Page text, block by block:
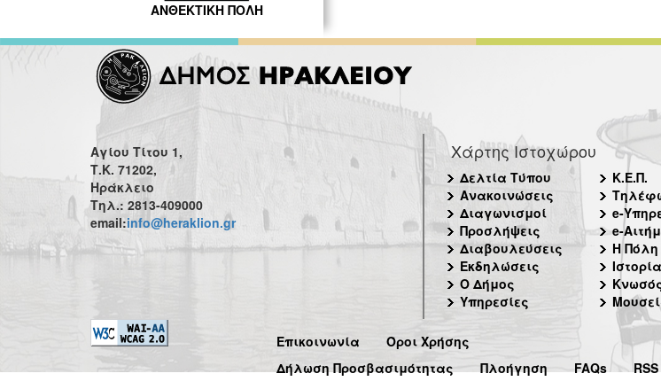
ΑΝΘΕΚΤΙΚΗ ΠΟΛΗ
Αγίου Τίτου 1,
Τ.Κ. 71202,
Ηράκλειο
Τηλ.: 2813-409000
email:info@heraklion.gr
Χάρτης Ιστοχώρου
Δελτία Τύπου
Ανακοινώσεις
Διαγωνισμοί
Προσλήψεις
Διαβουλεύσεις
Εκδηλώσεις
Ο Δήμος
Υπηρεσίες
Κ.Ε.Π.
e-
e-
Η Πόλη
Ιστορία
Επικοινωνία
Όροι Χρήσης
Δήλωση Προσβασιμότητας
Πλοήγηση FAQs RSS